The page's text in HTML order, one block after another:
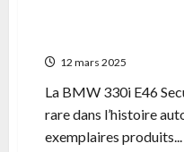
12 mars 2025
La BMW 330i E46
rare dans l’histoire
exemplaires produits...